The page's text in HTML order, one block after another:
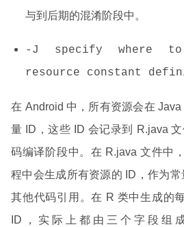
与到后期的混淆阶段中。
-J specify where
resource constant
在 Android 中，所有资源会在
量 ID，这些 ID 会记录到 R.java
码编译阶段中。在 R.java 文件中
程中会生成所有资源的 ID，作为
其他代码引用。在 R 类中生成的
ID，实际上都由三个字段组